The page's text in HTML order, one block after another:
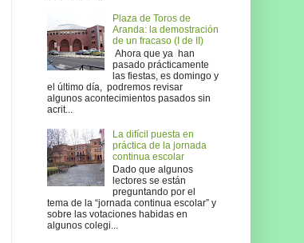
Plaza de Toros de
Aranda: la demostración
de un fracaso (I de II)
Ahora que ya han
pasado prácticamente
las fiestas, es domingo y
el último día, podremos revisar
algunos acontecimientos pasados sin
acrit...
La difícil puesta en
práctica de la jornada
continua escolar
Dado que algunos
lectores se están
preguntando por el
tema de la “jornada continua escolar” y
sobre las votaciones habidas en
algunos colegi...